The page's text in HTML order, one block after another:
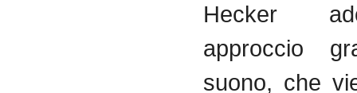
Hecker
approccio
suono, che